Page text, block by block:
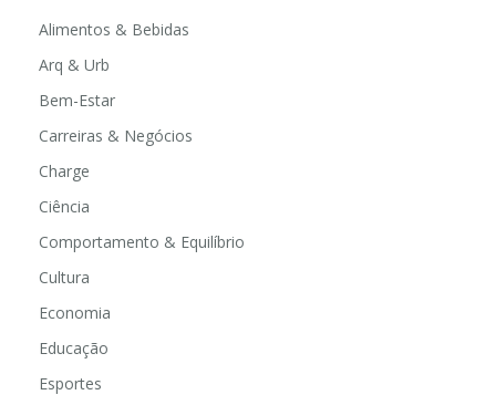
Alimentos & Bebidas
Arq & Urb
Bem-Estar
Carreiras & Negócios
Charge
Ciência
Comportamento & Equilíbrio
Cultura
Economia
Educação
Esportes